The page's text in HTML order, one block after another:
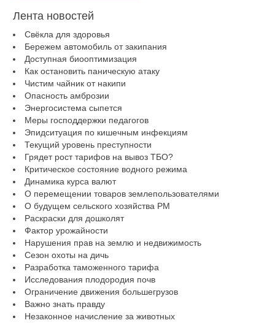
Лента новостей
Свёкла для здоровья
Бережем автомобиль от закипания
Доступная биооптимизация
Как остановить паническую атаку
Чистим чайник от накипи
Опасность амброзии
Энергосистема сыпется
Меры господдержки педагогов
Эпидситуация по кишечным инфекциям
Текущий уровень преступности
Грядет рост тарифов на вывоз ТБО?
Критическое состояние водного режима
Динамика курса валют
О перемещении товаров землепользователями
О будущем сельского хозяйства РМ
Раскраски для дошколят
Фактор урожайности
Нарушения прав на землю и недвижимость
Сезон охоты на дичь
Разработка таможенного тарифа
Исследования плодородия почв
Ограничение движения большегрузов
Важно знать правду
Незаконное начисление за животных